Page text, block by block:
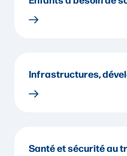
Infrastructures,
Santé et sécurité au